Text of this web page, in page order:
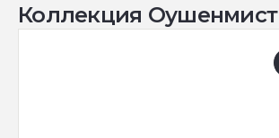
Коллекция Оушенмист